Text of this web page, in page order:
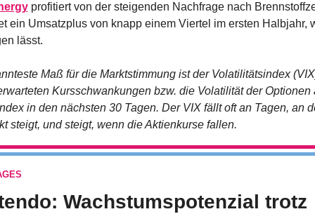
profitiert von der steigenden Nachfrage nach
ein Umsatzplus von knapp einem Viertel im ersten Halbjahr,
lässt.
Maß für die Marktstimmung ist der Volatilitätsindex
Kursschwankungen bzw. die Volatilität der Optionen
in den nächsten 30 Tagen. Der VIX fällt oft an Tagen, an
steigt, und steigt, wenn die Aktienkurse fallen.
Wachstumspotenzial trotz